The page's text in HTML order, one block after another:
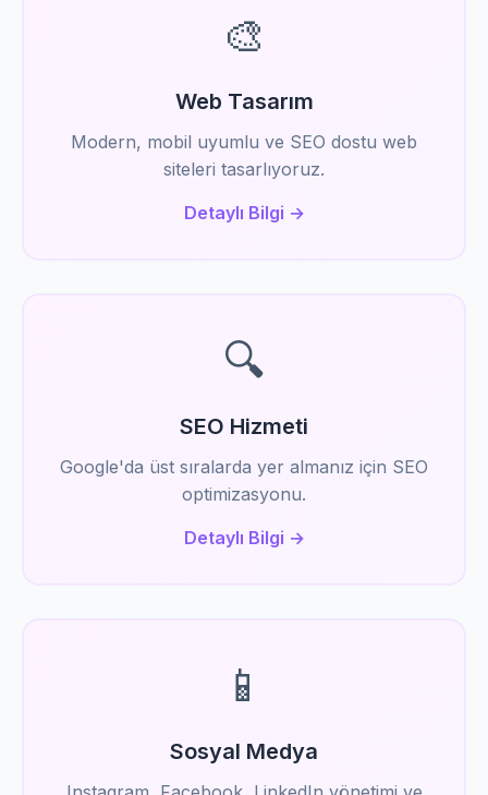
🎨
Web Tasarım
Modern, mobil uyumlu ve SEO dostu web
siteleri tasarlıyoruz.
Detaylı Bilgi →
🔍
SEO Hizmeti
Google'da üst sıralarda yer almanız için SEO
optimizasyonu.
Detaylı Bilgi →
📱
Sosyal Medya